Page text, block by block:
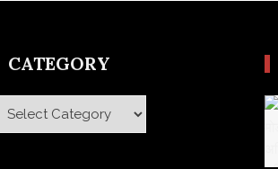
CATEGORY
Category